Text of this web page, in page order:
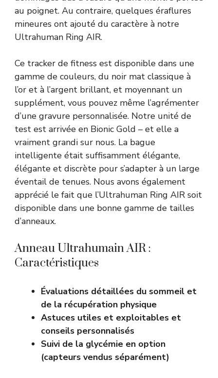
au poignet. Au contraire, quelques éraflures
mineures ont ajouté du caractère à notre
Ultrahuman Ring AIR.
Ce tracker de fitness est disponible dans une
gamme de couleurs, du noir mat classique à
l’or et à l’argent brillant, et moyennant un
supplément, vous pouvez même l’agrémenter
d’une gravure personnalisée. Notre unité de
test est arrivée en Bionic Gold – et elle a
vraiment grandi sur nous. La bague
intelligente était suffisamment élégante,
élégante et discrète pour s’adapter à un large
éventail de tenues. Nous avons également
apprécié le fait que l’Ultrahuman Ring AIR soit
disponible dans une bonne gamme de tailles
d’anneaux.
Anneau Ultrahumain AIR :
Caractéristiques
Évaluations détaillées du sommeil et
de la récupération physique
Astuces utiles et exploitables et
conseils personnalisés
Suivi de la glycémie en option
(capteurs vendus séparément)